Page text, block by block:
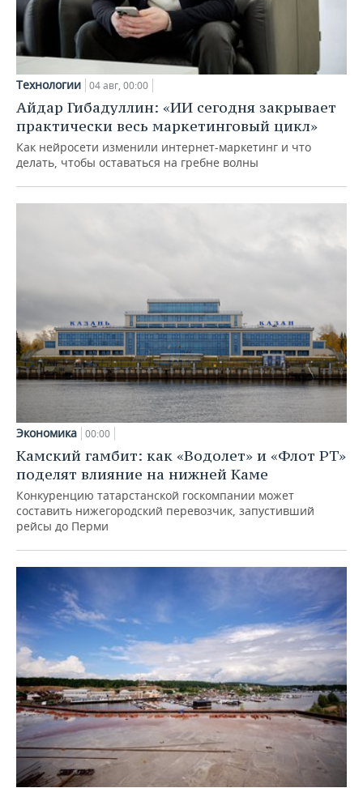
Технологии 04 авг, 00:00
Айдар Гибадуллин: «ИИ сегодня закрывает
практически весь маркетинговый цикл»
Как нейросети изменили интернет-маркетинг и что
делать, чтобы оставаться на гребне волны
Экономика 00:00
Камский гамбит: как «Водолет» и «Флот РТ»
поделят влияние на нижней Каме
Конкуренцию татарстанской госкомпании может
составить нижегородский перевозчик, запустивший
рейсы до Перми